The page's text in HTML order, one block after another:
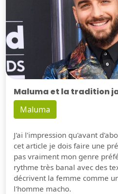
Maluma et la tradition
Maluma
J'ai l'impression qu'avant
cet article je dois faire une
pas vraiment mon genre
rythme très banal avec des
décrivent la femme comme
l'homme macho.